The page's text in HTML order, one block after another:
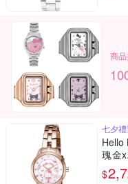
商
七夕
Hello
瑰金
禮推
$